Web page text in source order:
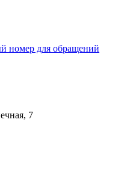
номер для обращений
7